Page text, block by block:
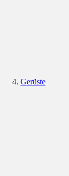
Gerüste